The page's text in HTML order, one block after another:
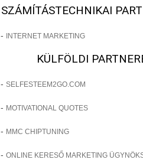
SZÁMÍTÁSTECHNIKAI
- INTERNET MARKETING
KÜLFÖLDI
- SELFESTEEM2GO.COM
- MOTIVATIONAL QUOTES
- MMC CHIPTUNING
- ONLINE KERESŐ MARKETING